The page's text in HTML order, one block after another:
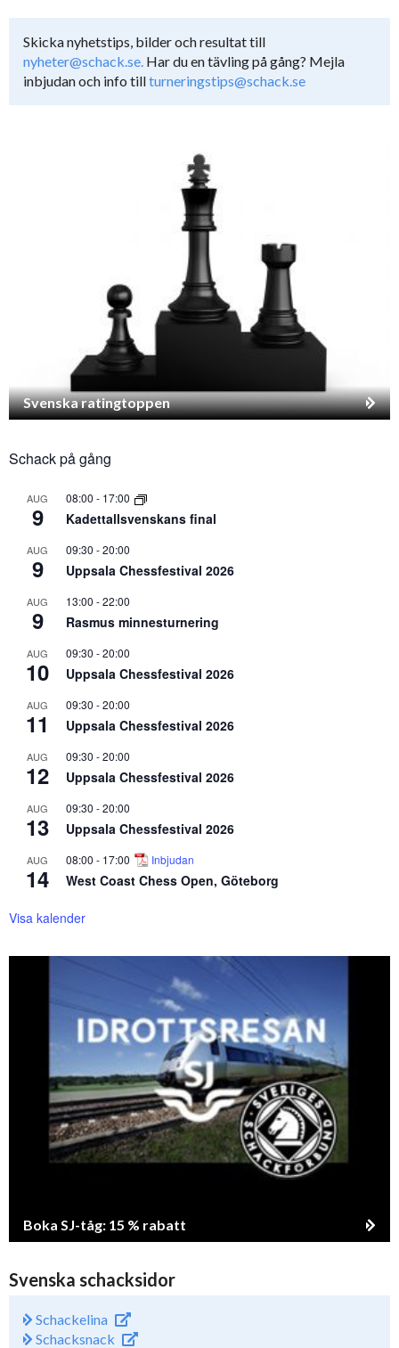
Skicka nyhetstips, bilder och resultat till
nyheter@schack.se. Har du en tävling på gång? Mejla
inbjudan och info tillturneringstips@schack.se
Svenska ratingtoppen
Schack på gång
AUG
9
08:00 - 17:00
Kadettallsvenskans final
AUG
9
09:30 -20:00
Uppsala Chessfestival 2026
AUG
9
13:00 -22:00
Rasmus minnesturnering
AUG
10
09:30 -20:00
Uppsala Chessfestival 2026
AUG
11
09:30 -20:00
Uppsala Chessfestival 2026
AUG
12
09:30 -20:00
Uppsala Chessfestival 2026
AUG
13
09:30 -20:00
Uppsala Chessfestival 2026
AUG
14
08:00 - 17:00 Inbjudan
West Coast Chess Open, Göteborg
Visa kalender
Boka SJ-tåg: 15 % rabatt
Svenska schacksidor
Schackelina
Schacksnack